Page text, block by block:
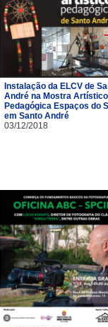
Instalação da ELCV de
André na Mostra
Pedagógica Espaços do
em Santo André
03/12/2018